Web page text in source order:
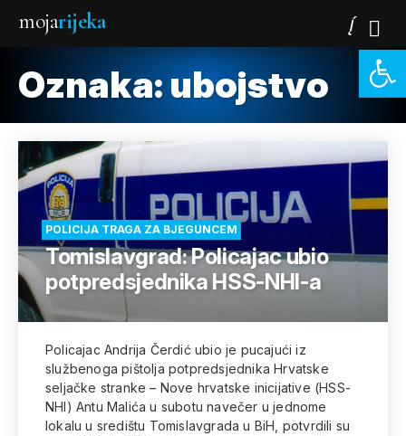
mojarijeka
Oznaka: ubojstvo
POLICIJA TRAGA ZA BJEGUNCEM
Tomislavgrad: Policajac ubio
potpredsjednika HSS-NHI-a
Policajac Andrija Čerdić ubio je pucajući iz
službenoga pištolja potpredsjednika Hrvatske
seljačke stranke – Nove hrvatske inicijative (HSS-
NHI) Antu Malića u subotu navečer u jednome
lokalu u središtu Tomislavgrada u BiH, potvrdili su